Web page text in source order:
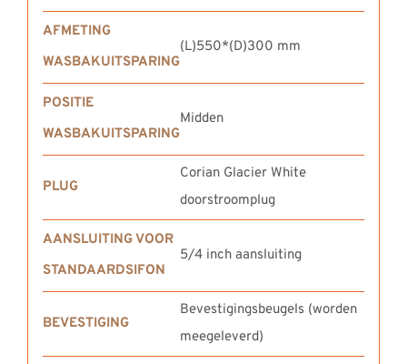
AFMETING
WASBAKUITSPARING
(L)550*(D)300 mm
POSITIE
WASBAKUITSPARING
Midden
PLUG
Corian Glacier White
doorstroomplug
AANSLUITING VOOR
STANDAARDSIFON
5/4 inch aansluiting
BEVESTIGING
Bevestigingsbeugels (worden
meegeleverd)